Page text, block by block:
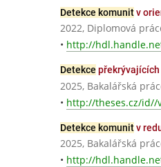
Detekce komunitv
2022, Diplomová
• http://
Detekce překrývajících
2025, Bakalářská
• http://theses.cz/id//
Detekce komunitv
2025, Bakalářská
• http://